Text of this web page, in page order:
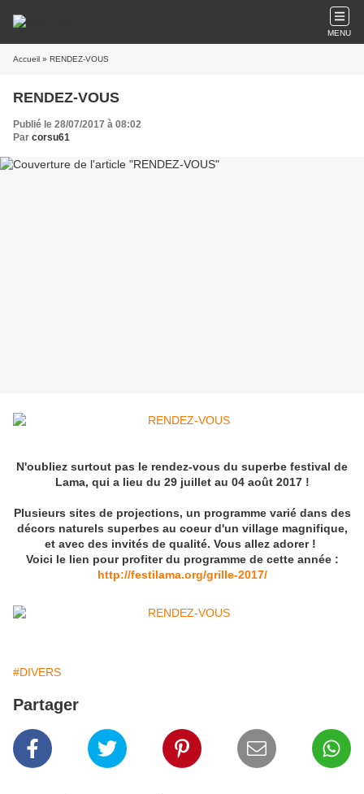
MENU
Accueil » RENDEZ-VOUS
RENDEZ-VOUS
Publié le 28/07/2017 à 08:02
Par corsu61
N'oubliez surtout pas le rendez-vous du superbe festival de
Lama, qui a lieu du 29 juillet au 04 août 2017 !
Plusieurs sites de projections, un programme varié dans des
décors naturels superbes au coeur d'un village magnifique,
et avec des invités de qualité. Vous allez adorer !
Voici le lien pour profiter du programme de cette année :
http://festilama.org/grille-2017/
#DIVERS
Partager